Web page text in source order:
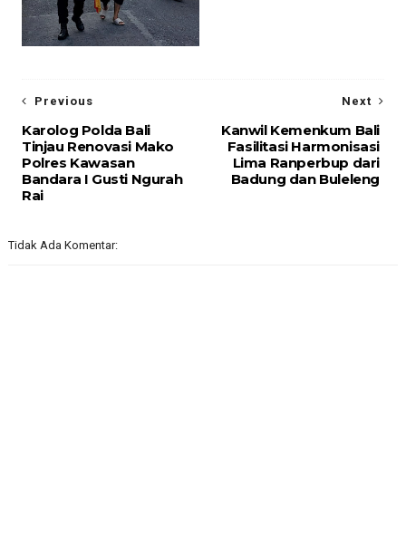
Next
Kanwil Kemenkum Bali
Fasilitasi Harmonisasi
Lima Ranperbup dari
Badung dan Buleleng
Previous
Karolog Polda Bali
Tinjau Renovasi Mako
Polres Kawasan
Bandara I Gusti Ngurah
Rai
Tidak Ada Komentar: